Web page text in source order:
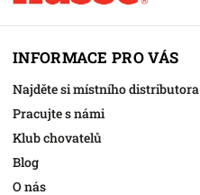
INFORMACE PRO VÁS
Najděte si místního distributora
Pracujte s námi
Klub chovatelů
Blog
O nás